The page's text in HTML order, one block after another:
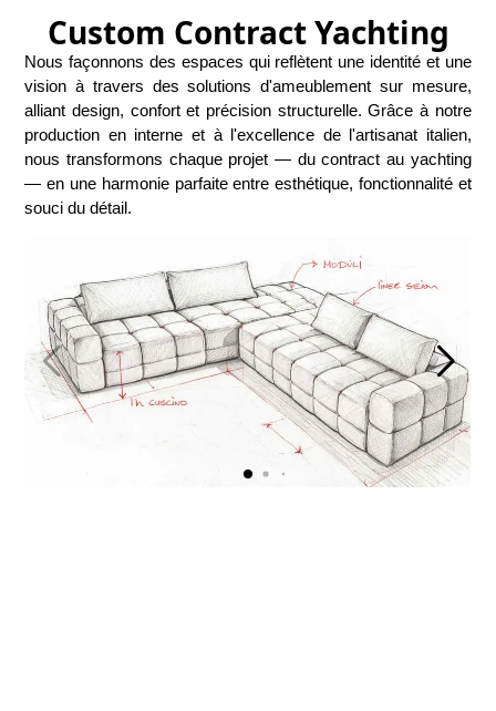
Custom Contract Yachting
Nous façonnons des espaces qui reflètent une identité et une
vision à travers des solutions d'ameublement sur mesure,
alliant design, confort et précision structurelle. Grâce à notre
production en interne et à l'excellence de l'artisanat italien,
nous transformons chaque projet — du contract au yachting
— en une harmonie parfaite entre esthétique, fonctionnalité et
souci du détail.